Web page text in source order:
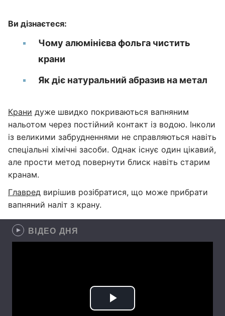
Ви дізнаєтеся:
Чому алюмінієва фольга чистить
крани
Як діє натуральний абразив на метал
Крани дуже швидко покриваються вапняним
нальотом через постійний контакт із водою. Інколи
із великими забрудненнями не справляються навіть
спеціальні хімічні засоби. Однак існує один цікавий,
але прости метод повернути блиск навіть старим
кранам.
Главред вирішив розібратися, що може прибрати
вапняний наліт з крану.
ВІДЕО ДНЯ